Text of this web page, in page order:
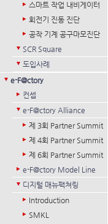
스마트 작업 내비게이터
회전기 진동 진단
공작 기계 공구마모진단
SCR Square
도입사례
e-F@ctory
컨셉
e-F@ctory Alliance
제 3회 Partner Summit
제 4회 Partner Summit
제 6회 Partner Summit
e-F@ctory Model Line
디지털 매뉴팩쳐링
Introduction
SMKL